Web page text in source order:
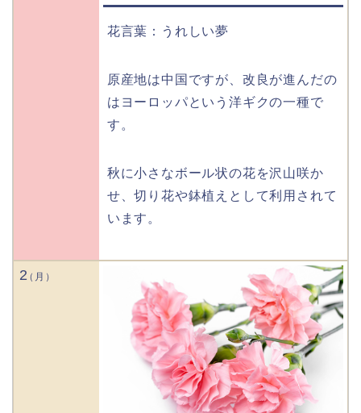
花言葉：うれしい夢
原産地は中国ですが、改良が進んだの
はヨーロッパという洋ギクの一種で
す。
秋に小さなボール状の花を沢山咲か
せ、切り花や鉢植えとして利用されて
います。
2